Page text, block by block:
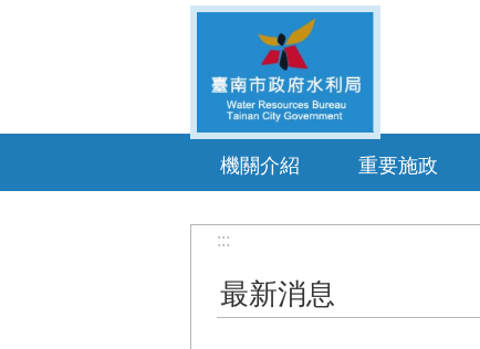
機關介紹 重要施政
:::
最新消息